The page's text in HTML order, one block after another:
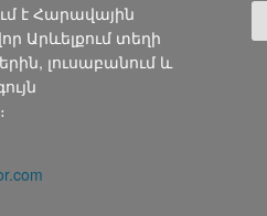
է Հարավային
Արևելքում տեղի
լուսաբանում և